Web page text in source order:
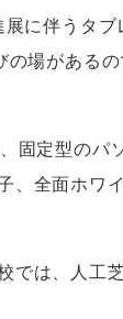
に伴うタブ
の場があるの
固定型のパ
、全面ホワ
では、人工